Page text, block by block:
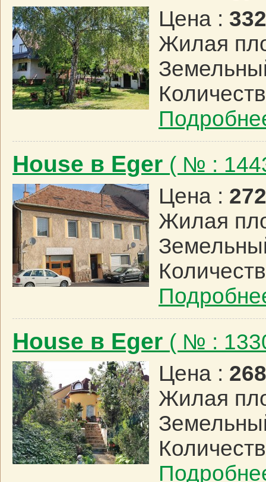
Цена :
Жилая
House в Eger ( № :
Цена :
Жилая
House в Eger ( № :
Цена :
Жилая